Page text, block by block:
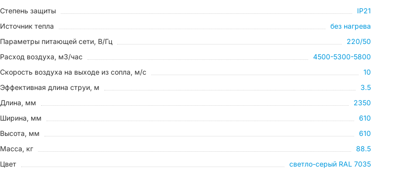
Степень защиты
IP21
Источник тепла
без нагрева
Параметры питающей сети, В/Гц
220/50
Расход воздуха, м3/час
4500-5300-5800
Скорость воздуха на выходе из сопла, м/с
10
Эффективная длина струи, м
3.5
Длина, мм
2350
Ширина, мм
610
Высота, мм
610
Масса, кг
88.5
Цвет
светло-серый RAL 7035